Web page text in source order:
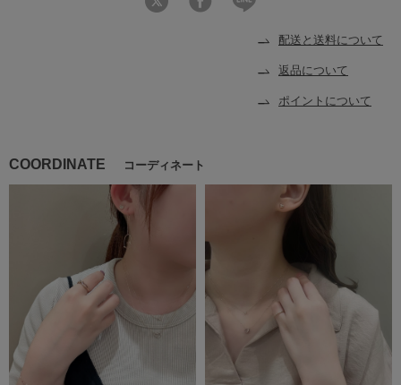
配送と送料について
返品について
ポイントについて
COORDINATE コーディネート